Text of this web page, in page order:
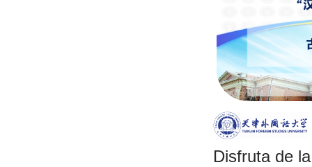
Disfruta de